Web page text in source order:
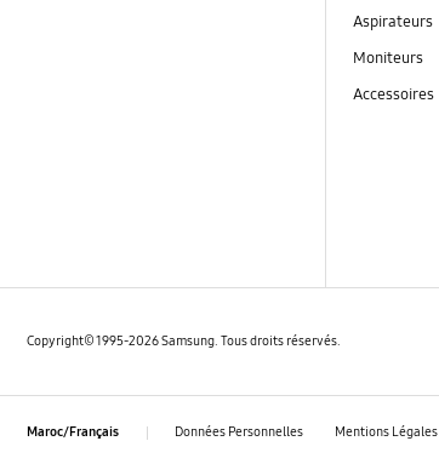
Aspirateurs
Moniteurs
Accessoires
Copyright© 1995-2026 Samsung. Tous droits réservés.
Maroc/Français Données Personnelles Mentions Légales